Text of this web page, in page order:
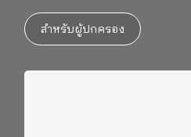
สำหรับผู้ปกครอง